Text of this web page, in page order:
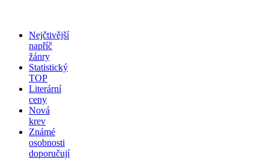
Nejčtivější
napříč
žánry
Statistický
TOP
Literární
ceny
Nová
krev
Známé
osobnosti
doporučují